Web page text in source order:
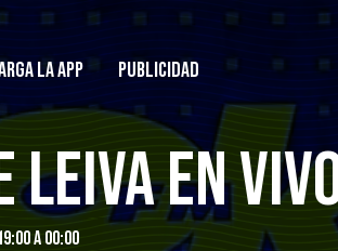
LA APP PUBLICIDAD
Leiva En
a 00:00